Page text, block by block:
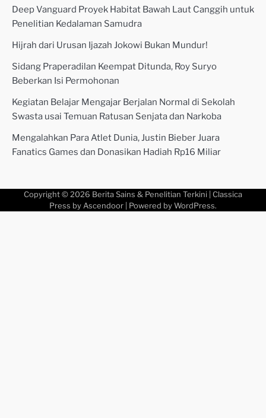
Deep Vanguard Proyek Habitat Bawah Laut Canggih untuk
Penelitian Kedalaman Samudra
Hijrah dari Urusan Ijazah Jokowi Bukan Mundur!
Sidang Praperadilan Keempat Ditunda, Roy Suryo
Beberkan Isi Permohonan
Kegiatan Belajar Mengajar Berjalan Normal di Sekolah
Swasta usai Temuan Ratusan Senjata dan Narkoba
Mengalahkan Para Atlet Dunia, Justin Bieber Juara
Fanatics Games dan Donasikan Hadiah Rp16 Miliar
Copyright © 2026 Berita Sains & Penelitian Terkini | Classica
Press by Ascendoor | Powered by WordPress.